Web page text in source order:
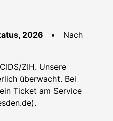
2026 • Nach
ZIH. Unsere
überwacht. Bei
Ticket am Service
).